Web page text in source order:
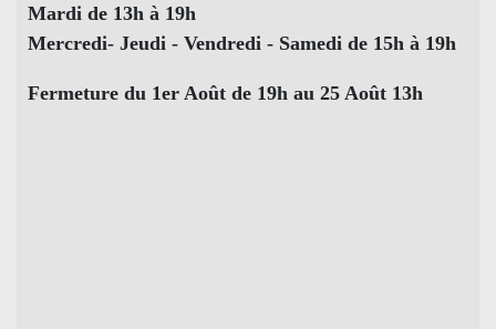
Mardi de 13h à 19h
Mercredi- Jeudi - Vendredi - Samedi de 15h à 19h
Fermeture du 1er Août de 19h au 25 Août 13h